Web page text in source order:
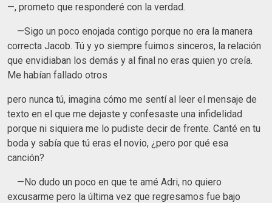
—, prometo que responderé con la verdad.
—Sigo un poco enojada contigo porque no era la manera
correcta Jacob. Tú y yo siempre fuimos sinceros, la relación
que envidiaban los demás y al final no eras quien yo creía.
Me habían fallado otros
pero nunca tú, imagina cómo me sentí al leer el mensaje de
texto en el que me dejaste y confesaste una infidelidad
porque ni siquiera me lo pudiste decir de frente. Canté en tu
boda y sabía que tú eras el novio, ¿pero por qué esa
canción?
—No dudo un poco en que te amé Adri, no quiero
excusarme pero la última vez que regresamos fue bajo